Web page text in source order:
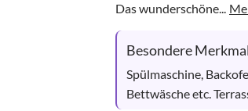
Das wunderschöne...
Besondere
Spülmaschine,
Bettwäsche etc.